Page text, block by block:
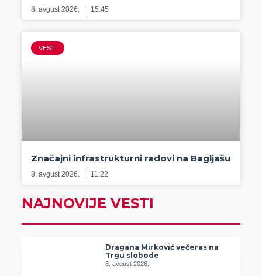
8. avgust 2026. 15:45
VESTI
Značajni infrastrukturni radovi na Bagljašu
8. avgust 2026. 11:22
NAJNOVIJE VESTI
Dragana Mirković večeras na
Trgu slobode
8. avgust 2026.